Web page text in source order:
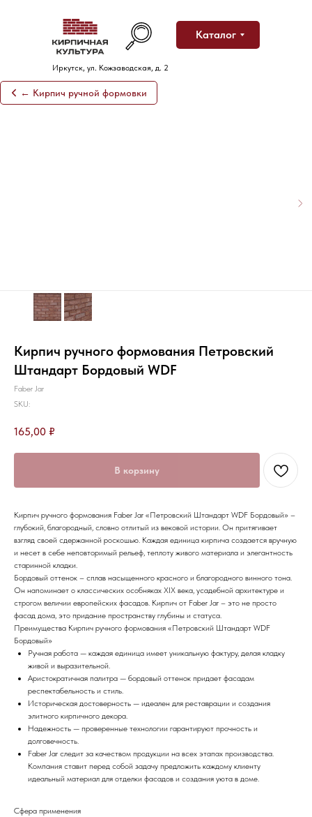
Каталог
Иркутск, ул. Кожзаводская, д. 2
← Кирпич ручной формовки
Кирпич ручного формования Петровский
Штандарт Бордовый WDF
Faber Jar
SKU:
165,00 ₽
В корзину
Кирпич ручного формования Faber Jar «Петровский Штандарт WDF Бордовый» –
глубокий, благородный, словно отлитый из вековой истории. Он притягивает
взгляд своей сдержанной роскошью. Каждая единица кирпича создается вручную
и несет в себе неповторимый рельеф, теплоту живого материала и элегантность
старинной кладки.
Бордовый оттенок – сплав насыщенного красного и благородного винного тона.
Он напоминает о классических особняках XIX века, усадебной архитектуре и
строгом величии европейских фасадов. Кирпич от Faber Jar – это не просто
фасад дома, это придание пространству глубины и статуса.
Преимущества Кирпич ручного формования «Петровский Штандарт WDF
Бордовый»
Ручная работа — каждая единица имеет уникальную фактуру, делая кладку
живой и выразительной.
Аристократичная палитра — бордовый оттенок придает фасадам
респектабельность и стиль.
Историческая достоверность — идеален для реставрации и создания
элитного кирпичного декора.
Надежность — проверенные технологии гарантируют прочность и
долговечность.
Faber Jar следит за качеством продукции на всех этапах производства.
Компания ставит перед собой задачу предложить каждому клиенту
идеальный материал для отделки фасадов и создания уюта в доме.
Сфера применения